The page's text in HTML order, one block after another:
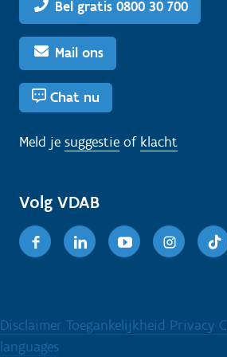
Bel gratis 0800 30 700
Mail ons
Chat nu
Meld je suggestie of klacht
Volg VDAB
FacebookLinkedinYoutube
Disclaimer Toegankelijkheid Privacy
languages